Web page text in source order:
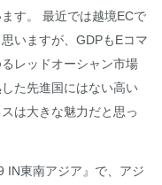
す。 最近では越境ECで
いますが、GDPもEコマ
レッドオーシャン市場
た先進国にはない高い
は大きな魅力だと思っ
IN東南アジア』で、アジ